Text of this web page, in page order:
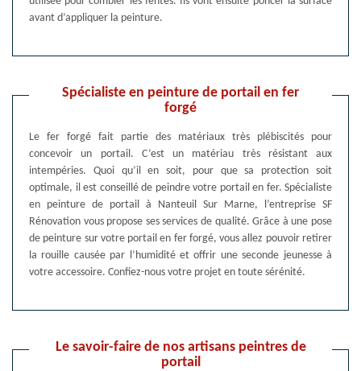
avant d’appliquer la peinture.
Spécialiste en peinture de portail en fer
forgé
Le fer forgé fait partie des matériaux très plébiscités pour
concevoir un portail. C’est un matériau très résistant aux
intempéries. Quoi qu’il en soit, pour que sa protection soit
optimale, il est conseillé de peindre votre portail en fer. Spécialiste
en peinture de portail à Nanteuil Sur Marne, l’entreprise SF
Rénovation vous propose ses services de qualité. Grâce à une pose
de peinture sur votre portail en fer forgé, vous allez pouvoir retirer
la rouille causée par l’humidité et offrir une seconde jeunesse à
votre accessoire. Confiez-nous votre projet en toute sérénité.
Le savoir-faire de nos artisans peintres de
portail